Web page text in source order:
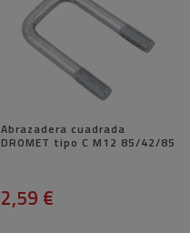
Abrazadera cuadrada
DROMET tipo C M12 85/42/85
2,59 €